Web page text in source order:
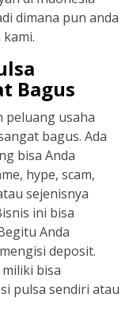
dimana pun anda
Bagus
peluang usaha
bagus. Ada
bisa Anda
hype, scam,
sejenisnya
ini bisa
Anda
deposit.
bisa
pulsa sendiri atau